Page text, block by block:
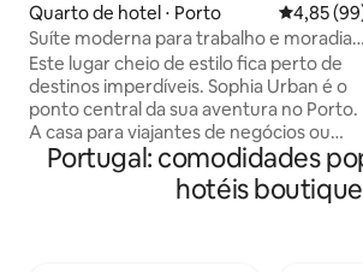
Quarto de hotel ⋅ Porto 4,85 de
4,85
Suíte moderna para trabalho e moradia
no Porto
Este lugar cheio de estilo fica perto de
destinos imperdíveis. Sophia Urban é o
ponto central da sua aventura no Porto.
A casa para viajantes de negócios ou
visitantes que querem trabalhar e viver
na cidade em qualquer lugar, de alguns
dias a alguns meses. As nossas suites
Portugal: comodidades
hotéis boutique